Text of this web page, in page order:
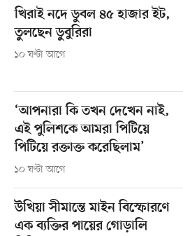
খিরাই নদে ডুবল ৪৫ হাজার ইট,
তুলছেন ডুবুরিরা
১০ ঘণ্টা আগে
‘আপনারা কি তখন দেখেন নাই,
এই পুলিশকে আমরা পিটিয়ে
পিটিয়ে রক্তাক্ত করেছিলাম’
১০ ঘণ্টা আগে
উখিয়া সীমান্তে মাইন বিস্ফোরণে
এক ব্যক্তির পায়ের গোড়ালি